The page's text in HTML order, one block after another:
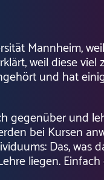
Mannheim,
weil diese
und hat
gegenüber und
bei Kursen
Das,
liegen.